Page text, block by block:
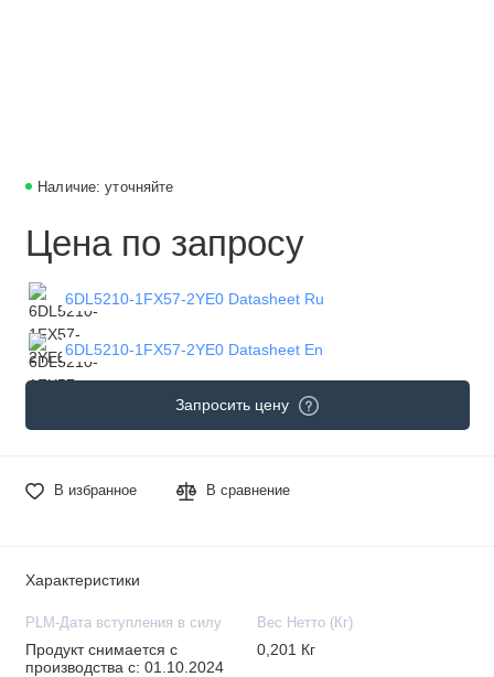
Наличие: уточняйте
Цена по запросу
6DL5210-1FX57-2YE0 Datasheet Ru
6DL5210-1FX57-2YE0 Datasheet En
Запросить цену
В избранное В сравнение
Характеристики
PLM-Дата вступления в силу
Продукт снимается с
производства с: 01.10.2024
Вес Нетто (Кг)
0,201 Кг